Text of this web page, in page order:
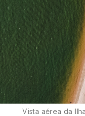
Vista aérea da